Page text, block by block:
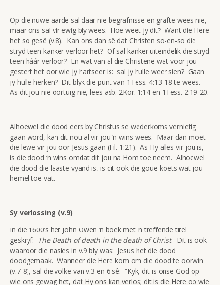
Op die nuwe aarde sal daar nie begrafnisse en grafte wees nie,
maar ons sal vir ewig bly wees. Hoe weet jy dit? Want die Here
het so gesê (v.8). Kan ons dan sê dat Christen so-en-so die
stryd teen kanker verloor het? Of sal kanker uiteindelik die stryd
teen háár verloor? En wat van al die Christene wat voor jou
gesterf het oor wie jy hartseer is: sal jy hulle weer sien? Gaan
jy hulle herken? Dit blyk die punt van 1Tess. 4:13-18 te wees.
As dit jou nie oortuig nie, lees asb. 2Kor. 1:14 en 1Tess. 2:19-20.
Alhoewel die dood eers by Christus se wederkoms vernietig
gaan word, kan dit nou al vir jou ‘n wins wees. Maar dan moet
die lewe vir jou oor Jesus gaan (Fil. 1:21). As Hy alles vir jou is,
is die dood ‘n wins omdat dit jou na Hom toe neem. Alhoewel
die dood die laaste vyand is, is dit ook die goue koets wat jou
hemel toe vat.
Sy verlossing (v.9)
In die 1600’s het John Owen ‘n boek met ‘n treffende titel
geskryf: The Death of death in the death of Christ. Dit is ook
waaroor die nasies in v.9 bly was: Jesus het die dood
doodgemaak. Wanneer die Here kom om die dood te oorwin
(v.7-8), sal die volke van v.3 en 6 sê: “Kyk, dit is onse God op
wie ons gewag het, dat Hy ons kan verlos; dit is die Here op wie